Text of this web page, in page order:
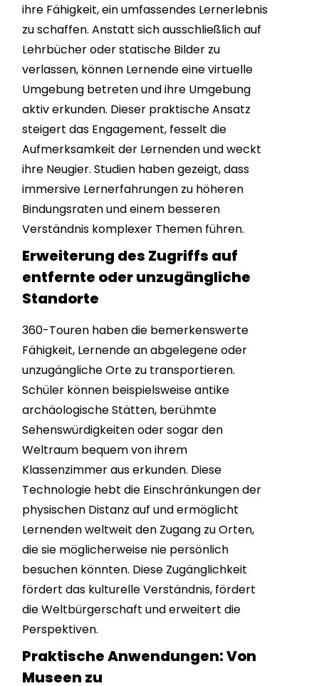
ihre Fähigkeit, ein umfassendes Lernerlebnis
zu schaffen. Anstatt sich ausschließlich auf
Lehrbücher oder statische Bilder zu
verlassen, können Lernende eine virtuelle
Umgebung betreten und ihre Umgebung
aktiv erkunden. Dieser praktische Ansatz
steigert das Engagement, fesselt die
Aufmerksamkeit der Lernenden und weckt
ihre Neugier. Studien haben gezeigt, dass
immersive Lernerfahrungen zu höheren
Bindungsraten und einem besseren
Verständnis komplexer Themen führen.
Erweiterung des Zugriffs auf
entfernte oder unzugängliche
Standorte
360-Touren haben die bemerkenswerte
Fähigkeit, Lernende an abgelegene oder
unzugängliche Orte zu transportieren.
Schüler können beispielsweise antike
archäologische Stätten, berühmte
Sehenswürdigkeiten oder sogar den
Weltraum bequem von ihrem
Klassenzimmer aus erkunden. Diese
Technologie hebt die Einschränkungen der
physischen Distanz auf und ermöglicht
Lernenden weltweit den Zugang zu Orten,
die sie möglicherweise nie persönlich
besuchen könnten. Diese Zugänglichkeit
fördert das kulturelle Verständnis, fördert
die Weltbürgerschaft und erweitert die
Perspektiven.
Praktische Anwendungen: Von
Museen zu